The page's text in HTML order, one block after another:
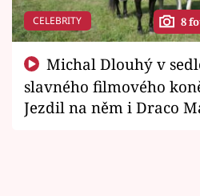
CELEBRITY 8
slavného filmového
Jezdil na něm i Draco